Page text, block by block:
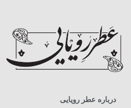
درباره عطر رویایی